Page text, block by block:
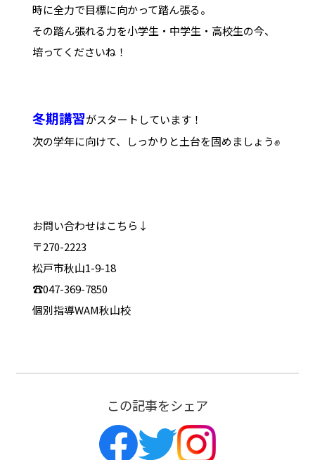
時に全力で目標に向かって踏ん張る。
その踏ん張れる力を小学生・中学生・高校生の今、
培ってくださいね！
冬期講習がスタートしています！
次の学年に向けて、しっかりと土台を固めましょう✊
お問い合わせはこちら↓
〒270-2223
松戸市秋山1-9-18
☎047-369-7850
個別指導WAM秋山校
この記事をシェア